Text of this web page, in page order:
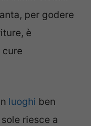
per godere
è
luoghi ben
riesce a